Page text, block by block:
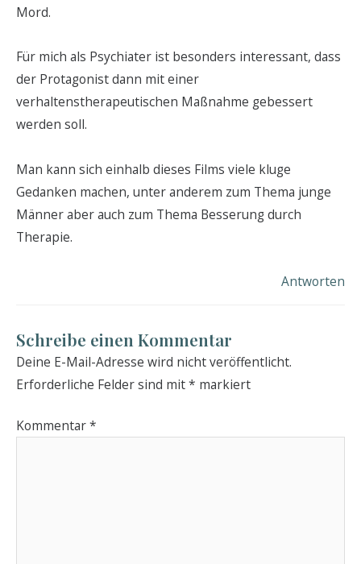
Mord.
Für mich als Psychiater ist besonders interessant, dass
der Protagonist dann mit einer
verhaltenstherapeutischen Maßnahme gebessert
werden soll.
Man kann sich einhalb dieses Films viele kluge
Gedanken machen, unter anderem zum Thema junge
Männer aber auch zum Thema Besserung durch
Therapie.
Antworten
Schreibe einen Kommentar
Deine E-Mail-Adresse wird nicht veröffentlicht.
Erforderliche Felder sind mit* markiert
Kommentar*